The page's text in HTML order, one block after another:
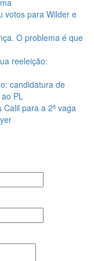
votos para Wilder e
O problema é que
reeleição:
candidatura de
PL
Calil para a 2ª vaga